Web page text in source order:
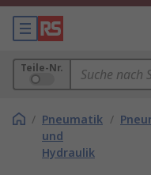
Teile-Nr.
/ Pneumatik
und
Hydraulik
/